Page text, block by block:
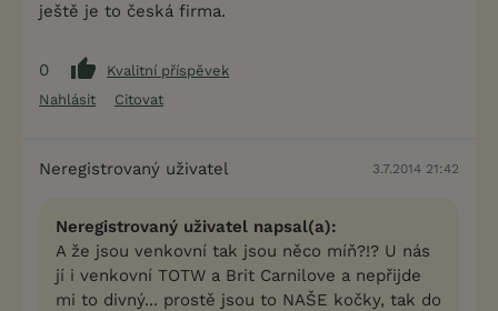
ještě je to česká firma.
0
Kvalitní příspěvek
Nahlásit
Citovat
Neregistrovaný uživatel 3.7.2014 21:42
Neregistrovaný uživatel napsal(a):
A že jsou venkovní tak jsou něco míň?!? U nás
jí i venkovní TOTW a Brit Carnilove a nepřijde
mi to divný... prostě jsou to NAŠE kočky, tak do